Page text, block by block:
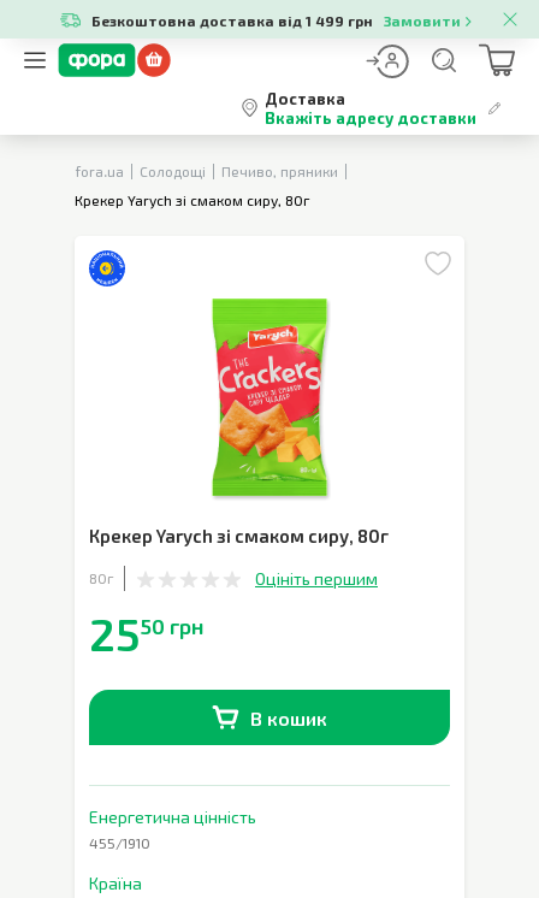
Безкоштовна доставка від 1 499 грн Замовити
Доставка
Вкажіть адресу доставки
fora.ua Солодощі
Печиво, пряники
Крекер Yarych зі смаком сиру, 80г
Крекер Yarych зі смаком сиру, 80г
80г Оцініть першим
2550 грн
В кошик
Енергетична цінність
455/1910
Країна